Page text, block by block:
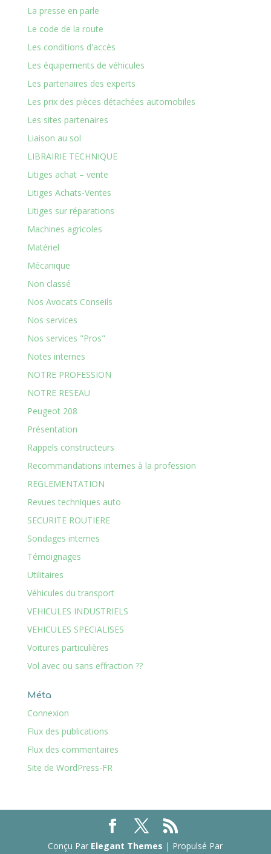
La presse en parle
Le code de la route
Les conditions d'accès
Les équipements de véhicules
Les partenaires des experts
Les prix des pièces détachées automobiles
Les sites partenaires
Liaison au sol
LIBRAIRIE TECHNIQUE
Litiges achat – vente
Litiges Achats-Ventes
Litiges sur réparations
Machines agricoles
Matériel
Mécanique
Non classé
Nos Avocats Conseils
Nos services
Nos services "Pros"
Notes internes
NOTRE PROFESSION
NOTRE RESEAU
Peugeot 208
Présentation
Rappels constructeurs
Recommandations internes à la profession
REGLEMENTATION
Revues techniques auto
SECURITE ROUTIERE
Sondages internes
Témoignages
Utilitaires
Véhicules du transport
VEHICULES INDUSTRIELS
VEHICULES SPECIALISES
Voitures particulières
Vol avec ou sans effraction ??
Méta
Connexion
Flux des publications
Flux des commentaires
Site de WordPress-FR
Conçu Par Elegant Themes | Propulsé Par